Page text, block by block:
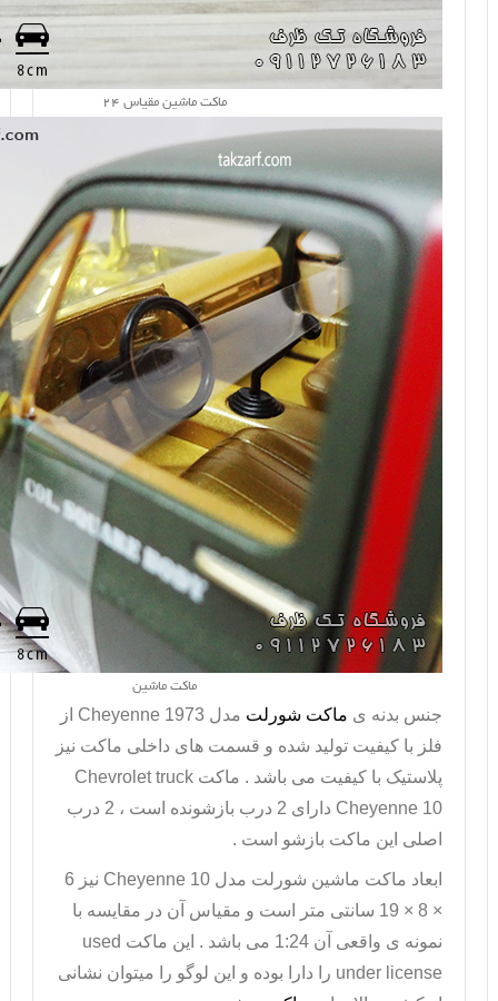
ماکت ماشین مقیاس 24
ماکت ماشین
جنس بدنه ی ماکت شورلت مدل Cheyenne 1973 از
فلز با کیفیت تولید شده و قسمت های داخلی ماکت نیز
پلاستیک با کیفیت می باشد . ماکت Chevrolet truck
Cheyenne 10
دارای 2 درب بازشونده است ، 2 درب
اصلی این ماکت بازشو است .
ابعاد ماکت ماشین شورلت مدل Cheyenne 10
نیز 6
× 8 × 19 سانتی متر است و مقیاس آن در مقایسه با
نمونه ی واقعی آن 1:24 می باشد . این ماکت
used
under license را دارا بوده و این لوگو را میتوان نشانی